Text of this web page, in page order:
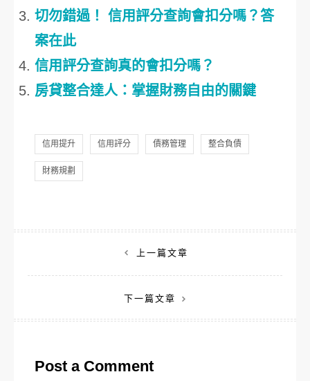
切勿錯過！ 信用評分查詢會扣分嗎？答
案在此
信用評分查詢真的會扣分嗎？
房貸整合達人：掌握財務自由的關鍵
信用提升 信用評分 債務管理 整合負債
財務規劃
章
上一篇文章
下一篇文章
Post a Comment